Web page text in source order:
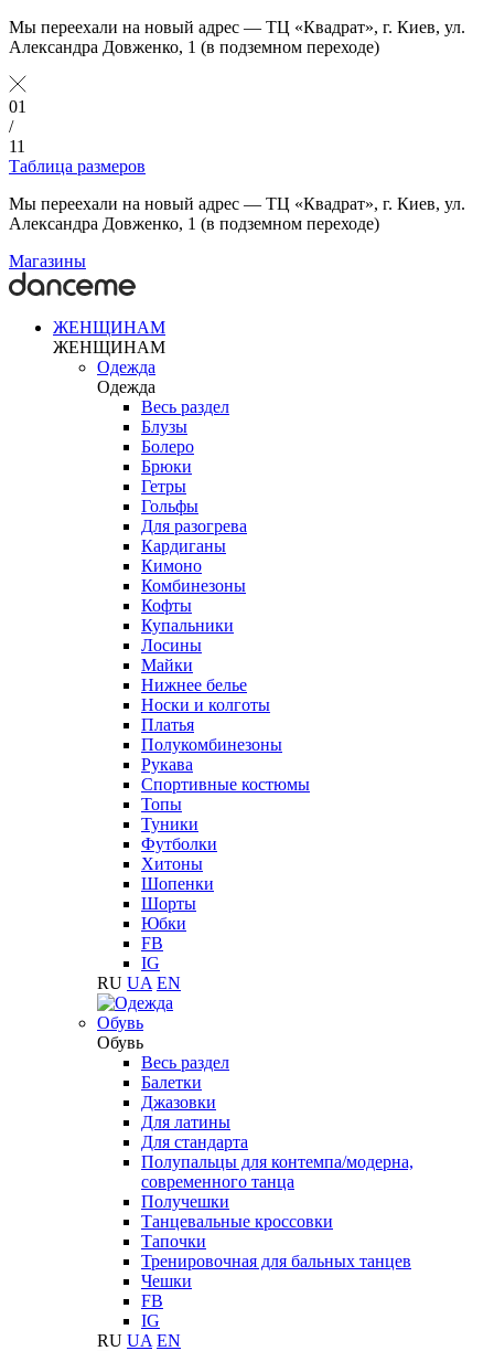
Мы переехали на новый адрес — ТЦ «Квадрат», г. Киев, ул.
Александра Довженко, 1 (в подземном переходе)
01
/
11
Таблица размеров
Мы переехали на новый адрес — ТЦ «Квадрат», г. Киев, ул.
Александра Довженко, 1 (в подземном переходе)
Магазины
ЖЕНЩИНАМ
ЖЕНЩИНАМ
Одежда
Одежда
Весь раздел
Блузы
Болеро
Брюки
Гетры
Гольфы
Для разогрева
Кардиганы
Кимоно
Комбинезоны
Кофты
Купальники
Лосины
Майки
Нижнее белье
Носки и колготы
Платья
Полукомбинезоны
Рукава
Спортивные костюмы
Топы
Туники
Футболки
Хитоны
Шопенки
Шорты
Юбки
FB
IG
RU UA EN
Обувь
Обувь
Весь раздел
Балетки
Джазовки
Для латины
Для стандарта
Полупальцы для контемпа/модерна,
современного танца
Получешки
Танцевальные кроссовки
Тапочки
Тренировочная для бальных танцев
Чешки
FB
IG
RU UA EN